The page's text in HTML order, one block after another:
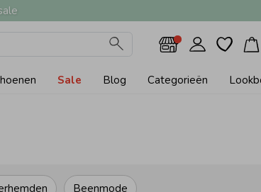
Sale Blog Categorieën
Beenmode